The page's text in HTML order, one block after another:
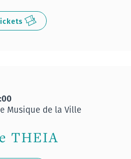
Musique de la Ville
THEIA